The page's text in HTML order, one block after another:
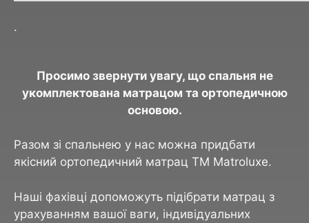
.
Просимо звернути увагу, що спальня не
укомплектована матрацом та ортопедичною
основою.
Разом зі спальнею у нас можна придбати
якісний ортопедичний матрац ТМ Matroluxe.
Наші фахівці допоможуть підібрати матрац з
урахуванням вашої ваги, індивідуальних